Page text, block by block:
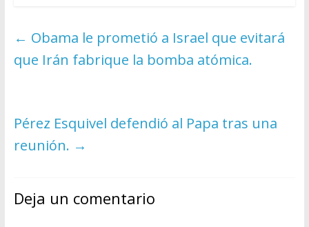
← Obama le prometió a Israel que evitará
que Irán fabrique la bomba atómica.
Pérez Esquivel defendió al Papa tras una
reunión. →
Deja un comentario